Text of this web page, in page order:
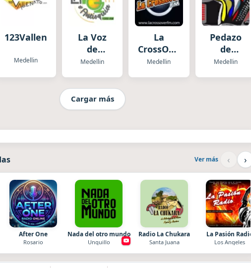
123Vallenato.com
Medellin
La Voz
de
Antioquia
Medellin
La
CrossOver
FM
Medellin
Pedazo
de
Acordeón
Medellin
Cargar más
Ver más ‹ ›
After One
Rosario
Nada del otro mundo
Unquillo
Radio La Chukara
Santa Juana
La Pasión Radio
Los Angeles